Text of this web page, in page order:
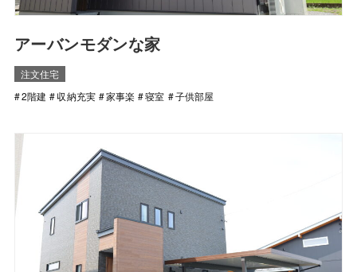
アーバンモダンな家
注文住宅
2階建
収納充実 家事楽 寝室 子供部屋